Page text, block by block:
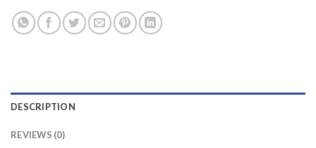
DESCRIPTION
REVIEWS (0)